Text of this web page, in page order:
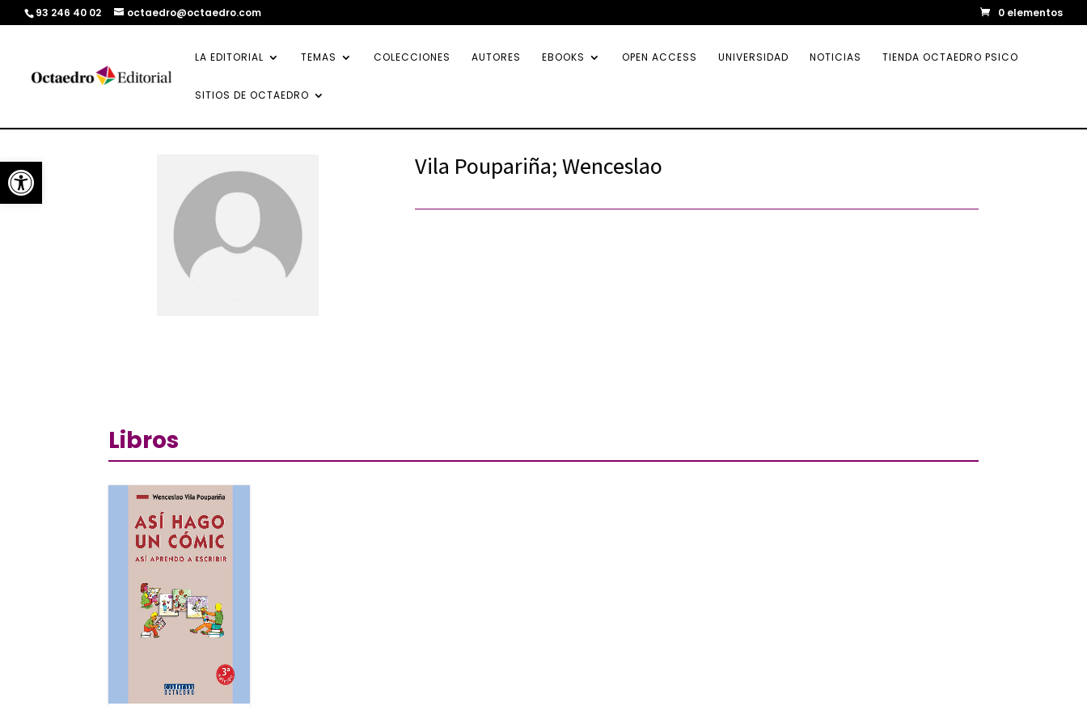
Abrir barra de herramientas
93 246 40 02 octaedro@octaedro.com 0 elementos
LA EDITORIAL TEMAS COLECCIONES AUTORES EBOOKS OPEN ACCESS UNIVERSIDAD NOTICIAS TIENDA OCTAEDRO PSICO
SITIOS DE OCTAEDRO
Vila Poupariña; Wenceslao
Libros